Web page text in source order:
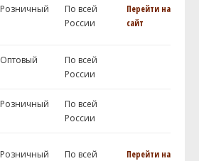
Розничный
По всей
России
Перейти на
сайт
Оптовый
По всей
России
Розничный
По всей
России
Розничный
По всей
Перейти на